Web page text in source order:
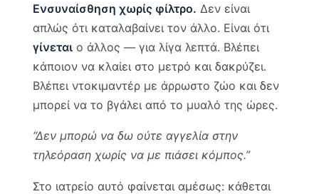
Ενσυναίσθηση χωρίς φίλτρο. Δεν είναι
απλώς ότι καταλαβαίνει τον άλλο. Είναι ότι
γίνεται ο άλλος — για λίγα λεπτά. Βλέπει
κάποιον να κλαίει στο μετρό και δακρύζει.
Βλέπει ντοκιμαντέρ με άρρωστο ζώο και δεν
μπορεί να το βγάλει από το μυαλό της ώρες.
“Δεν μπορώ να δω ούτε αγγελία στην
τηλεόραση χωρίς να με πιάσει κόμπος.”
Στο ιατρείο αυτό φαίνεται αμέσως: κάθεται